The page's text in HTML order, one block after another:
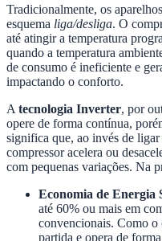
Tradicionalmente, os
esquema liga/desliga. O
até atingir a temperatura
quando a temperatura
de consumo é ineficiente e
impactando o conforto.
A tecnologia Inverter, por
opere de forma contínua,
significa que, ao invés de
compressor acelera ou
com pequenas variações. Na
Economia de Energia
até 60% ou mais em
convencionais. Como o
partida e opera de